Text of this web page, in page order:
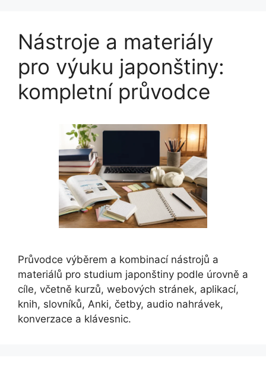
Nástroje a materiály
pro výuku japonštiny:
kompletní průvodce
Průvodce výběrem a kombinací nástrojů a
materiálů pro studium japonštiny podle úrovně a
cíle, včetně kurzů, webových stránek, aplikací,
knih, slovníků, Anki, četby, audio nahrávek,
konverzace a klávesnic.